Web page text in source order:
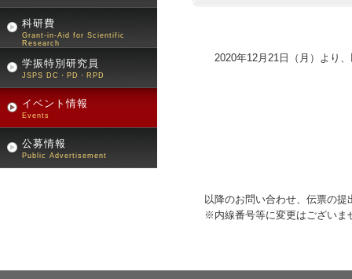
科研費
Grant-in-Aid for Scientific
Research
学振特別研究員
JSPS DC・PD・RPD
イベント情報
Events
公募情報
Public Advertisement
2020年12月21日（月）より
以降のお問い合わせ、伝票の
※内線番号等に変更はございま